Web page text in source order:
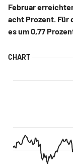
Februar
acht Prozent. Für
es um 0,77